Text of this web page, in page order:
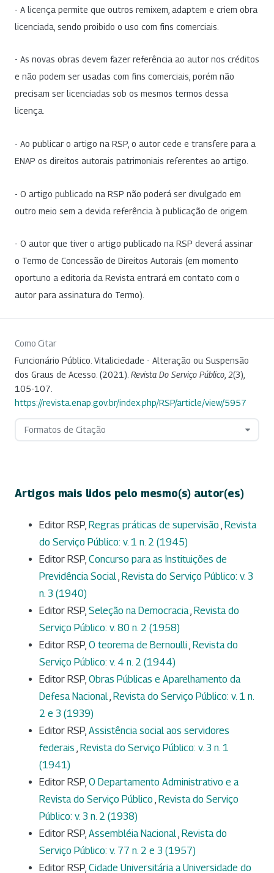
- A licença permite que outros remixem, adaptem e criem obra
licenciada, sendo proibido o uso com fins comerciais.
- As novas obras devem fazer referência ao autor nos créditos
e não podem ser usadas com fins comerciais, porém não
precisam ser licenciadas sob os mesmos termos dessa
licença.
- Ao publicar o artigo na RSP, o autor cede e transfere para a
ENAP os direitos autorais patrimoniais referentes ao artigo.
- O artigo publicado na RSP não poderá ser divulgado em
outro meio sem a devida referência à publicação de origem.
- O autor que tiver o artigo publicado na RSP deverá assinar
o Termo de Concessão de Direitos Autorais (em momento
oportuno a editoria da Revista entrará em contato com o
autor para assinatura do Termo).
Como Citar
Funcionário Público. Vitaliciedade - Alteração ou Suspensão
dos Graus de Acesso. (2021). Revista Do Serviço Público 2(3),
105-107.
https://revista.enap.gov.br/index.php/RSP/article/view/5957
Formatos de Citação
Artigos mais lidos pelo mesmo(s) autor(es)
Editor RSP, Regras práticas de supervisão , Revista
do Serviço Público: v. 1 n. 2 (1945)
Editor RSP, Concurso para as Instituições de
Previdência Social, Revista do Serviço Público: v. 3
n. 3 (1940)
Editor RSP, Seleção na Democracia, Revista do
Serviço Público: v. 80 n. 2 (1958)
Editor RSP, O teorema de Bernoulli, Revista do
Serviço Público: v. 4 n. 2 (1944)
Editor RSP, Obras Públicas e Aparelhamento da
Defesa Nacional, Revista do Serviço Público: v. 1 n.
2 e 3 (1939)
Editor RSP, Assistência social aos servidores
federais , Revista do Serviço Público: v. 3 n. 1
(1941)
Editor RSP, O Departamento Administrativo e a
Revista do Serviço Público , Revista do Serviço
Público: v. 3 n. 2 (1938)
Editor RSP, Assembléia Nacional, Revista do
Serviço Público: v. 77 n. 2 e 3 (1957)
Editor RSP, Cidade Universitária a Universidade do